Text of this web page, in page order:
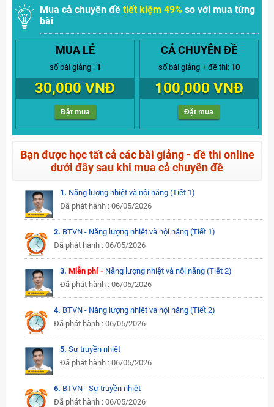
Mua cả chuyên đề tiết kiệm 49% so với mua từng
bài
MUA LẺ
số bài giảng : 1
30,000 VNĐ
Đặt mua
CẢ CHUYÊN ĐỀ
số bài giảng + đề thi: 10
100,000 VNĐ
Đặt mua
Bạn được học tất cả các bài giảng - đề thi online
dưới đây sau khi mua cả chuyên đề
1. Năng lượng nhiệt và nội năng (Tiết 1)
Đã phát hành : 06/05/2026
2. BTVN - Năng lượng nhiệt và nội năng (Tiết 1)
Đã phát hành : 06/05/2026
3. Miễn phí - Năng lượng nhiệt và nội năng (Tiết 2)
Đã phát hành : 06/05/2026
4. BTVN - Năng lượng nhiệt và nội năng (Tiết 2)
Đã phát hành : 06/05/2026
5. Sự truyền nhiệt
Đã phát hành : 06/05/2026
6. BTVN - Sự truyền nhiệt
Đã phát hành : 06/05/2026